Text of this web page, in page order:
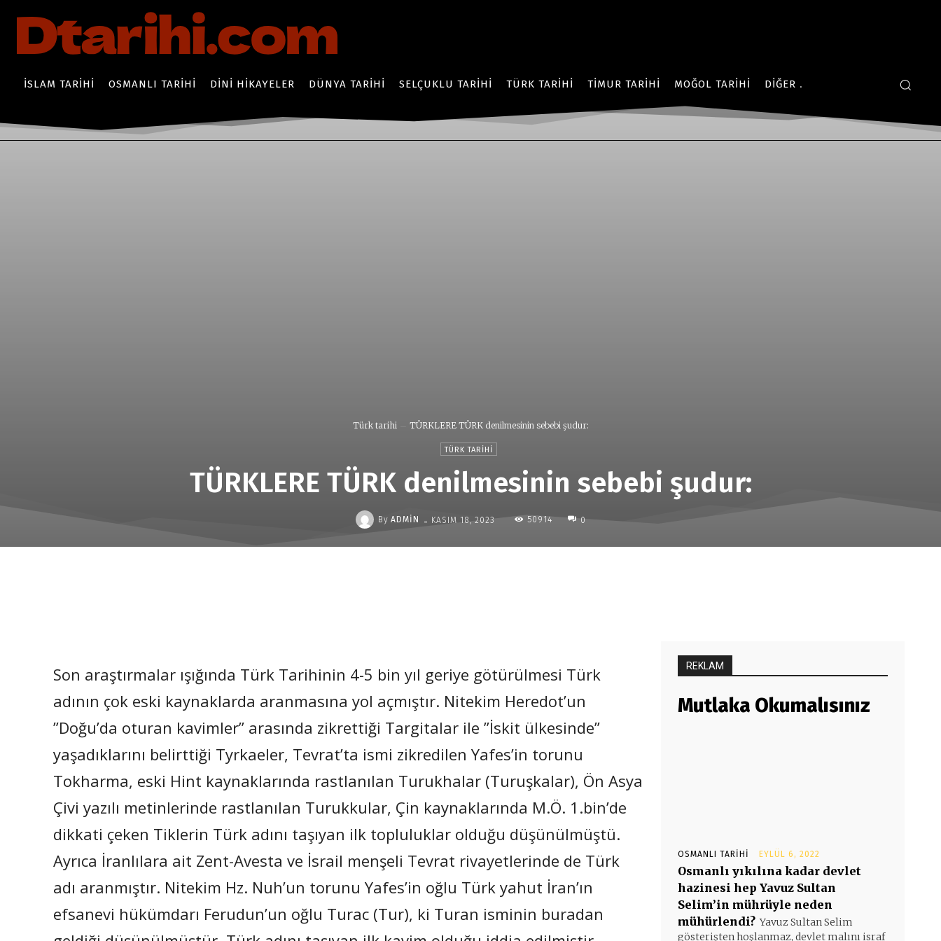
İSLAM TARIHI OSMANLI TARIHI DINI HIKAYELER DÜNYA TARIHI SELÇUKLU TARIHI TÜRK TARIHI TIMUR TARIHI MOĞOL TARIHI DIĞER
Türk tarihi TÜRKLERE TÜRK denilmesinin sebebi şudur:
TÜRK TARIHI
TÜRKLERE TÜRK denilmesinin sebebi şudur:
By ADMIN - KASIM 18, 2023 50914 0
Son araştırmalar ışığında Türk Tarihinin 4-5 bin yıl geriye götürülmesi Türk
adının çok eski kaynaklarda aranmasına yol açmıştır. Nitekim Heredot’un
”Doğu’da oturan kavimler” arasında zikrettiği Targitalar ile ”İskit ülkesinde”
yaşadıklarını belirttiği Tyrkaeler, Tevrat’ta ismi zikredilen Yafes’in torunu
Tokharma, eski Hint kaynaklarında rastlanılan Turukhalar (Turuşkalar), Ön Asya
Çivi yazılı metinlerinde rastlanılan Turukkular, Çin kaynaklarında M.Ö. 1.bin’de
dikkati çeken Tiklerin Türk adını taşıyan ilk topluluklar olduğu düşünülmüştü.
Ayrıca İranlılara ait Zent-Avesta ve İsrail menşeli Tevrat rivayetlerinde de Türk
adı aranmıştır. Nitekim Hz. Nuh’un torunu Yafes’in oğlu Türk yahut İran’ın
efsanevi hükümdarı Ferudun’un oğlu Turac (Tur), ki Turan isminin buradan
REKLAM
Mutlaka Okumalısınız
OSMANLI TARIHI EYLÜL 6, 2022
Osmanlı yıkılına kadar devlet
hazinesi hep Yavuz Sultan
Selim’in mührüyle neden
mühürlendi? Yavuz Sultan Selim
gösterişten hoşlanmaz, devlet malını israf